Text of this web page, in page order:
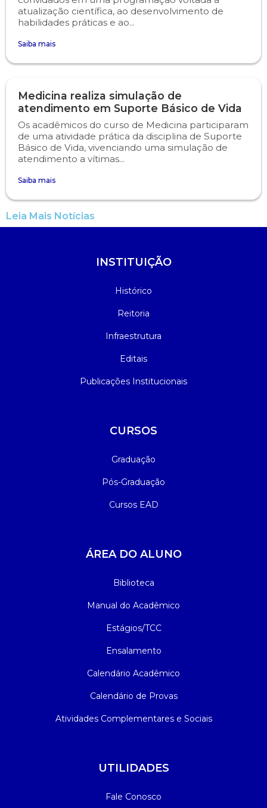
atualização científica, ao desenvolvimento de
habilidades práticas e ao...
Saiba mais
Medicina realiza simulação de
atendimento em Suporte Básico de Vida
Os acadêmicos do curso de Medicina participaram
de uma atividade prática da disciplina de Suporte
Básico de Vida, vivenciando uma simulação de
atendimento a vítimas...
Saiba mais
Leia Mais Notícias
INSTITUIÇÃO
Histórico
Reitoria
Infraestrutura
Editais
Publicações Institucionais
CURSOS
Graduação
Pós-Graduação
Cursos EAD
ÁREA DO ALUNO
Biblioteca
Manual do Acadêmico
Estágios/TCC
Ensalamento
Calendário Acadêmico
Calendário de Provas
Atividades Complementares e Sociais
UTILIDADES
Fale Conosco